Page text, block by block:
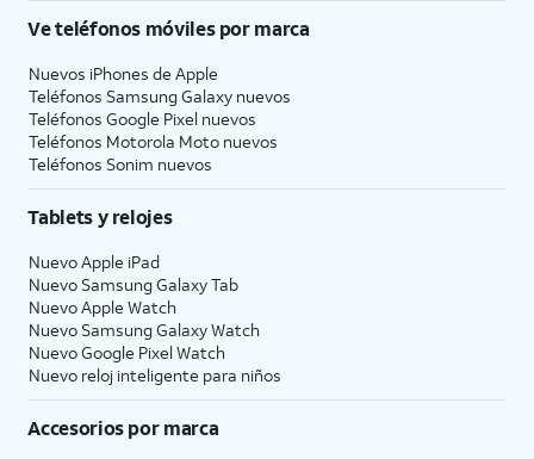
Ve teléfonos móviles por marca
Nuevos iPhones de Apple
Teléfonos Samsung Galaxy nuevos
Teléfonos Google Pixel nuevos
Teléfonos Motorola Moto nuevos
Teléfonos Sonim nuevos
Tablets y relojes
Nuevo Apple iPad
Nuevo Samsung Galaxy Tab
Nuevo Apple Watch
Nuevo Samsung Galaxy Watch
Nuevo Google Pixel Watch
Nuevo reloj inteligente para niños
Accesorios por marca